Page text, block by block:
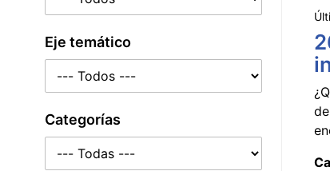
Eje temático
Categorías